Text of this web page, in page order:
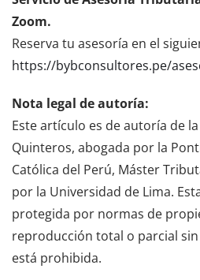
Zoom.
Reserva tu asesoría en el
https://bybconsultores.pe/
Nota legal de autoría:
Este artículo es de autoría de
Quinteros, abogada por la
Católica del Perú, Máster
por la Universidad de Lima.
protegida por normas de
reproducción total o parcial
está prohibida.